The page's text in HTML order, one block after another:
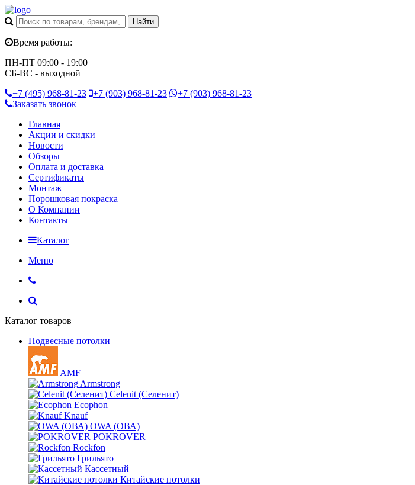
Время работы:
ПН-ПТ 09:00 - 19:00
СБ-ВС - выходной
+7 (495) 968-81-23 +7 (903) 968-81-23 +7 (903) 968-81-23
Заказать звонок
Главная
Акции и скидки
Новости
Обзоры
Оплата и доставка
Сертификаты
Монтаж
Порошковая покраска
О Компании
Контакты
Каталог
Меню
Каталог товаров
Подвесные потолки
AMF
Armstrong
Celenit (Селенит)
Ecophon
Knauf
OWA (ОВА)
POKROVER
Rockfon
Грильято
Кассетный
Китайские потолки